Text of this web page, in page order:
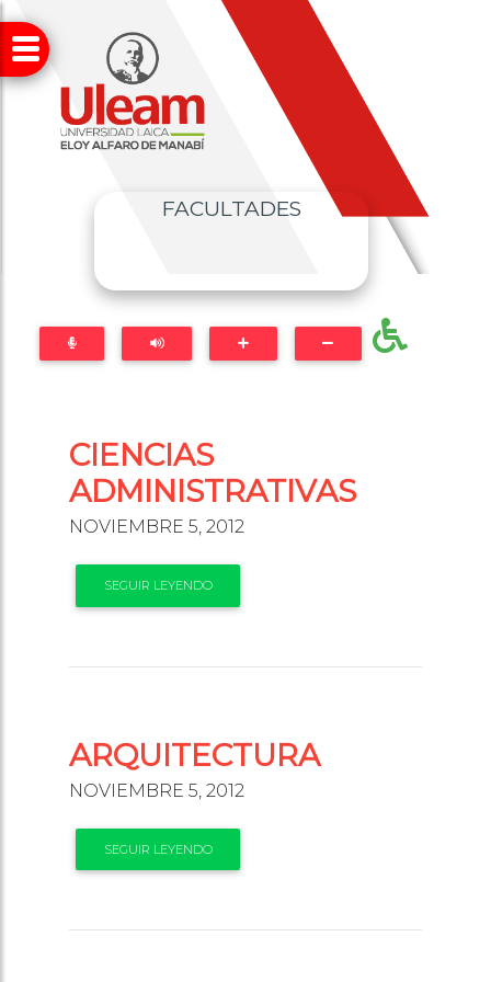
FACULTADES
CIENCIAS
ADMINISTRATIVAS
NOVIEMBRE 5, 2012
SEGUIR LEYENDO
ARQUITECTURA
NOVIEMBRE 5, 2012
SEGUIR LEYENDO